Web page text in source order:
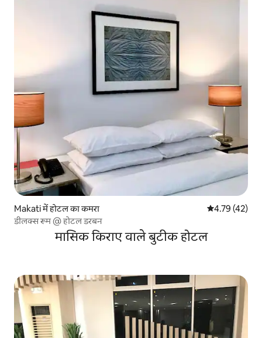
Makati में होटल का कमरा औसत रेटिंग 5 में
4.79 (42)
डीलक्स रूम @ होटल डरबन
मासिक किराए वाले बुटीक होटल